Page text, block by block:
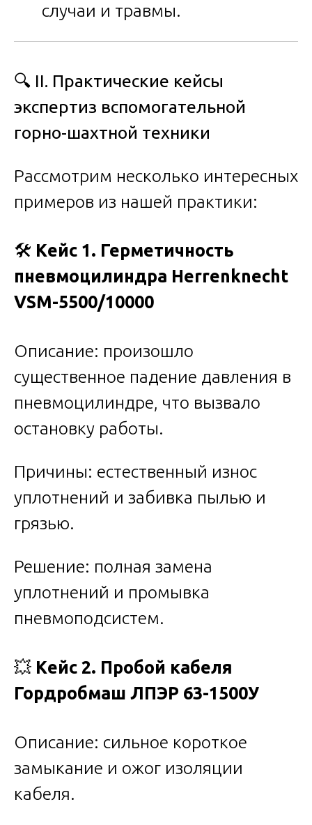
случаи и травмы.
🔍 II. Практические кейсы
экспертиз вспомогательной
горно-шахтной техники
Рассмотрим несколько интересных
примеров из нашей практики:
🛠️ Кейс 1. Герметичность
пневмоцилиндра Herrenknecht
VSM-5500/10000
Описание: произошло
существенное падение давления в
пневмоцилиндре, что вызвало
остановку работы.
Причины: естественный износ
уплотнений и забивка пылью и
грязью.
Решение: полная замена
уплотнений и промывка
пневмоподсистем.
💥 Кейс 2. Пробой кабеля
Гордробмаш ЛПЭР 63-1500У
Описание: сильное короткое
замыкание и ожог изоляции
кабеля.